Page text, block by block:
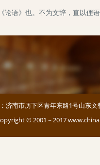
济南市历下区青年东路1号山东
© 2001－2017